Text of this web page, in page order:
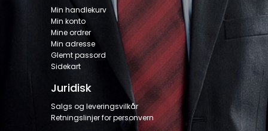
Min handlekurv
Min konto
Mine ordrer
Min adresse
Glemt passord
Sidekart
Juridisk
Salgs og leveringsvilkår
Retningslinjer for personvern